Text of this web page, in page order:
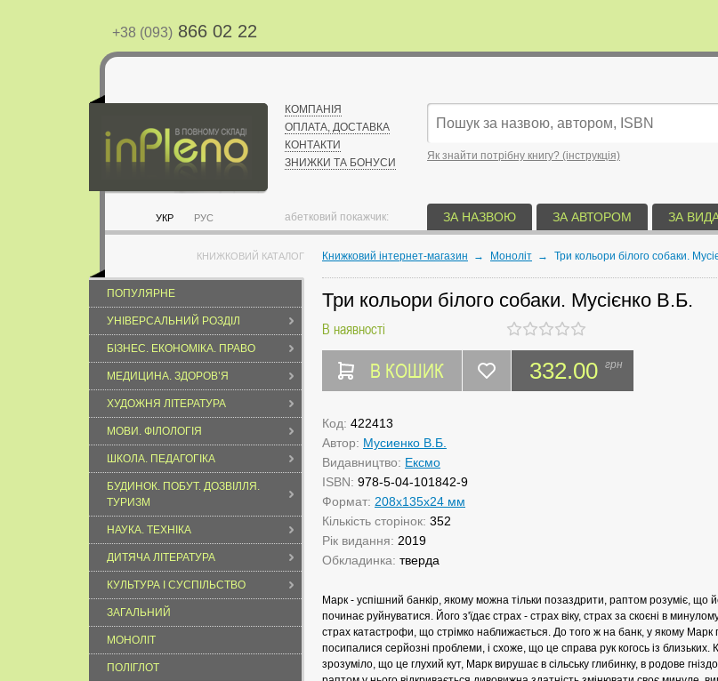
+38 (093) 866 02 22
УКР РУС
КОМПАНІЯ
ОПЛАТА, ДОСТАВКА
КОНТАКТИ
ЗНИЖКИ ТА БОНУСИ
Як знайти потрібну книгу? (інструкція)
абетковий покажчик: ЗА НАЗВОЮ ЗА АВТОРОМ ЗА
КНИЖКОВИЙ КАТАЛОГ
ПОПУЛЯРНЕ
УНІВЕРСАЛЬНИЙ РОЗДІЛ
БІЗНЕС. ЕКОНОМІКА. ПРАВО
МЕДИЦИНА. ЗДОРОВ’Я
ХУДОЖНЯ ЛІТЕРАТУРА
МОВИ. ФІЛОЛОГІЯ
ШКОЛА. ПЕДАГОГІКА
БУДИНОК. ПОБУТ. ДОЗВІЛЛЯ.
ТУРИЗМ
НАУКА. ТЕХНІКА
ДИТЯЧА ЛІТЕРАТУРА
КУЛЬТУРА І СУСПІЛЬСТВО
ЗАГАЛЬНИЙ
МОНОЛІТ
ПОЛІГЛОТ
Книжковий інтернет-магазин → Моноліт → Три кольори білого собаки.
Три кольори білого собаки. Мусієнко В.Б.
В наявності
В КОШИК 332.00 грн
Код: 422413
Автор: Мусиенко В.Б.
Видавництво: Ексмо
ISBN: 978-5-04-101842-9
Формат: 208x135x24 мм
Кількість сторінок: 352
Рік видання: 2019
Обкладинка: тверда
Марк - успішний банкір, якому можна тільки позаздрити, раптом розуміє, що
починає руйнуватися. Його з'їдає страх - страх віку, страх за скоєні в
страх катастрофи, що стрімко наближається. До того ж на банк, у якому Марк
посипалися серйозні проблеми, і схоже, що це справа рук когось із близьких.
зрозуміло, що це глухий кут, Марк вирушає в сільську глибинку, в родове